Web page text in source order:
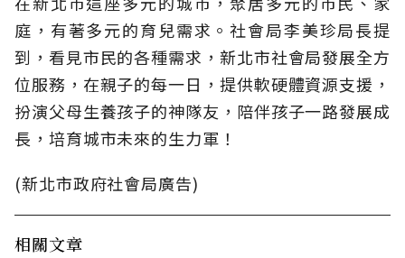
庭，有著多元的育兒需求。社會局李美珍局長提
到，看見市民的各種需求，新北市社會局發展全方
位服務，在親子的每一日，提供軟硬體資源支援，
扮演父母生養孩子的神隊友，陪伴孩子一路發展成
長，培育城市未來的生力軍！
(新北市政府社會局廣告)
相關文章